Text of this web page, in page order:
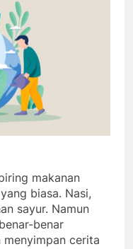
makanan
biasa. Nasi,
sayur. Namun
benar
cerita